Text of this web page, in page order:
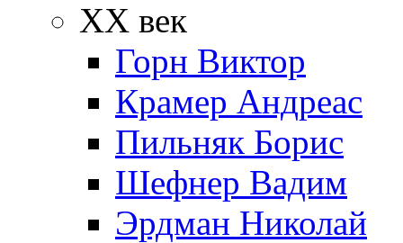
XX век
Горн Виктор
Крамер Андреас
Пильняк Борис
Шефнер Вадим
Эрдман Николай